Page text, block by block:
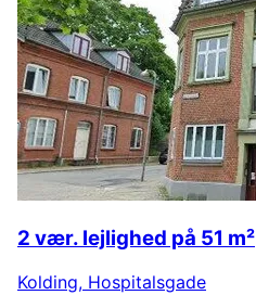
2 vær. lejlighed på 51 m²
Kolding, Hospitalsgade